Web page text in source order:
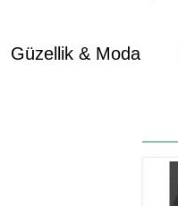
Güzellik & Moda